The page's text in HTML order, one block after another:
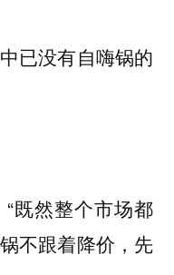
已没有自嗨锅的
既然整个市场都
不跟着降价，先